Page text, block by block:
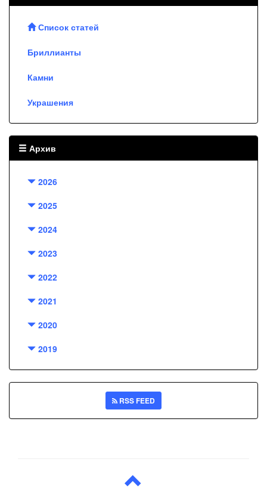
Список статей
Бриллианты
Камни
Украшения
Архив
2026
2025
2024
2023
2022
2021
2020
2019
RSS FEED